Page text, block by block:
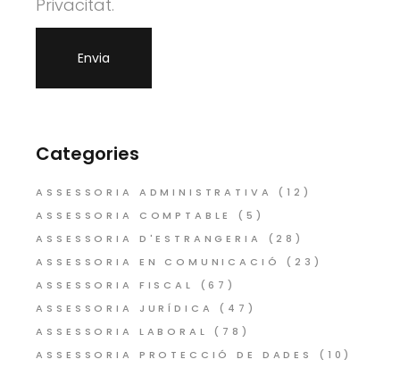
Privacitat.
Categories
ASSESSORIA ADMINISTRATIVA
(12)
ASSESSORIA COMPTABLE
(5)
ASSESSORIA D'ESTRANGERIA
(28)
ASSESSORIA EN COMUNICACIÓ
(23)
ASSESSORIA FISCAL
(67)
ASSESSORIA JURÍDICA
(47)
ASSESSORIA LABORAL
(78)
ASSESSORIA PROTECCIÓ DE DADES
(10)